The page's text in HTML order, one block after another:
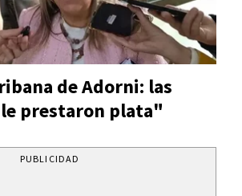
de Adorni: las
prestaron plata"
PUBLICIDAD